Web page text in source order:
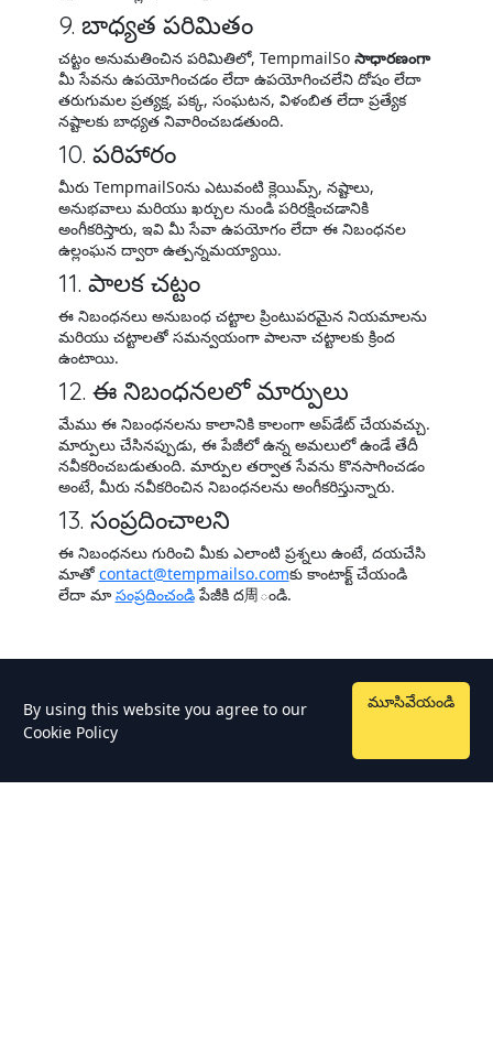
9. బాధ్యత పరిమితం
చట్టం అనుమతించిన పరిమితిలో, TempmailSo సాధారణంగా
మీ సేవను ఉపయోగించడం లేదా ఉపయోగించలేని దోషం లేదా
తరుగుమల ప్రత్యక్ష, పక్క, సంఘటన, విళంబిత లేదా ప్రత్యేక
నష్టాలకు బాధ్యత నివారించబడతుంది.
10. పరిహారం
మీరు TempmailSoను ఎటువంటి క్లెయిమ్స్, నష్టాలు,
అనుభవాలు మరియు ఖర్చుల నుండి పరిరక్షించడానికి
అంగీకరిస్తారు, ఇవి మీ సేవా ఉపయోగం లేదా ఈ నిబంధనల
ఉల్లంఘన ద్వారా ఉత్పన్నమయ్యాయి.
11. పాలక చట్టం
ఈ నిబంధనలు అనుబంధ చట్టాల ప్రింటుపరమైన నియమాలను
మరియు చట్టాలతో సమన్వయంగా పాలనా చట్టాలకు క్రింద
ఉంటాయి.
12. ఈ నిబంధనలలో మార్పులు
మేము ఈ నిబంధనలను కాలానికి కాలంగా అప్‌డేట్ చేయవచ్చు.
మార్పులు చేసినప్పుడు, ఈ పేజీలో ఉన్న అమలులో ఉండే తేదీ
నవీకరించబడుతుంది. మార్పుల తర్వాత సేవను కొనసాగించడం
అంటే, మీరు నవీకరించిన నిబంధనలను అంగీకరిస్తున్నారు.
13. సంప్రదించాలని
ఈ నిబంధనలు గురించి మీకు ఎలాంటి ప్రశ్నలు ఉంటే, దయచేసి
మాతోcontact@tempmailso.comకు కాంటాక్ట్ చేయండి
లేదా మా సంప్రదించండిపేజీకి ద周ండి.
By using this website you agree to our
Cookie Policy
మూసివేయండి